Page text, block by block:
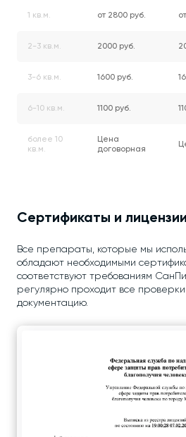
1 кв.м. от 2800 руб.
2-3 кв.м. 2000 руб.
3-6 кв.м. 1600 руб.
6-10 кв.м. 1100 руб.
более 10
кв.м.
Цена
договорная
Сертификаты и лицензии
Все препараты, которые мы
обладают необходимыми
соответствуют требованиям
регулярно проходит все
документацию.